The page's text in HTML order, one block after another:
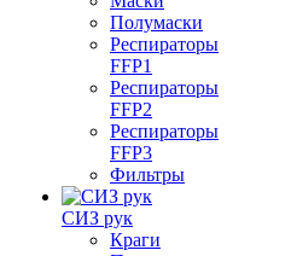
Полумаски
Респираторы
FFP1
Респираторы
FFP2
Респираторы
FFP3
Фильтры
СИЗ рук
Краги